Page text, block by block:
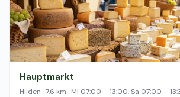
Hauptmarkt
Hilden · 7.6 km · Mi 07:00 – 13:00, Sa 07:00 –